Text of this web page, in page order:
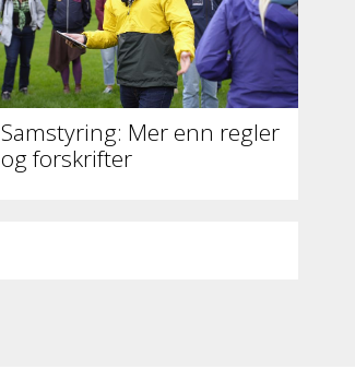
Samstyring: Mer enn regler
og forskrifter